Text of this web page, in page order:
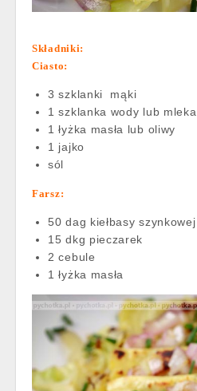
Składniki:
Ciasto:
3 szklanki
mąki
1 szklanka wody lub mleka
1 łyżka masła lub oliwy
1 jajko
sól
Farsz:
50 dag kiełbasy szynkowej
15 dkg pieczarek
2 cebule
1 łyżka masła